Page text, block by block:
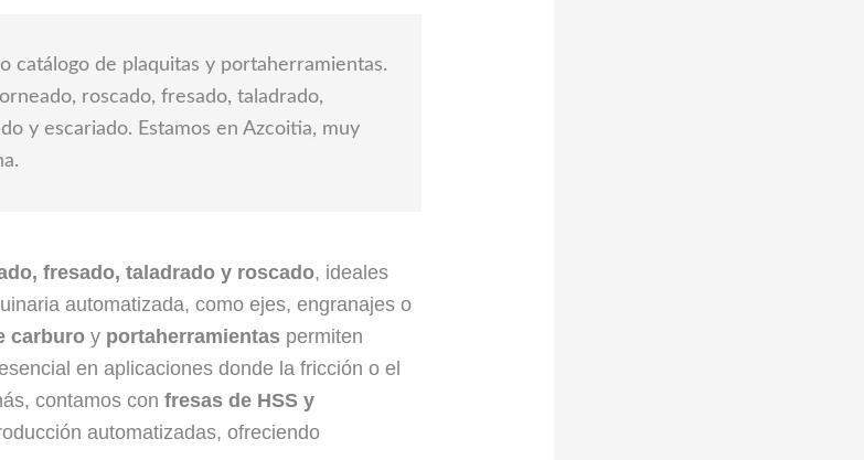
catálogo de plaquitas y portaherramientas.
roscado, fresado, taladrado,
y escariado. Estamos en Azcoitia, muy
fresado, taladrado y roscado, ideales
automatizada, como ejes, engranajes o
carburo y portaherramientas permiten
en aplicaciones donde la fricción o el
contamos confresas de HSS y
automatizadas, ofreciendo